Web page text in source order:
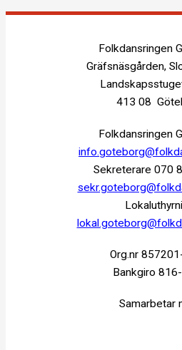
Folkdansringen
Gräfsnäsgården,
413 08
Folkdansringen
Sekreterare 070
Org.nr
Bankgiro
Samarbetar